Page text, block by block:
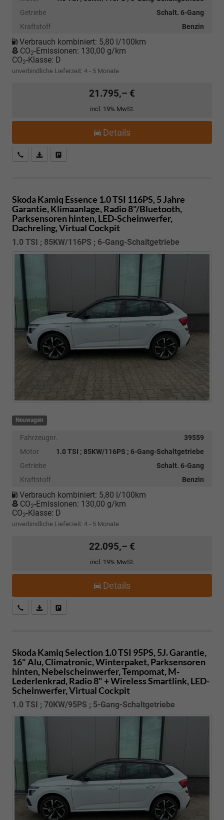
Getriebe
Schalt. 6-Gang
Kraftstoff
Benzin
Verbrauch kombiniert: 5,80 l/100km
CO2-Emissionen: 130,00 g/km
CO2-Klasse: D
unverbindliche Lieferzeit: 4 - 5 Monate
21.795,– €
incl. 19% MwSt.
Details
Kostenloser Rückruf-Service
PDF-Datei, Fahrzeugexposé drucken
Skoda Kamiq Essence 1.0 TSI 116PS, 5 Jahre
Garantie, Klimaanlage, Radio 8"/Bluetooth,
Parksensoren hinten, LED-Scheinwerfer,
Dachreling, Virtual Cockpit
1.0 TSI ; 85KW/116PS ; 6-Gang-Schaltgetriebe
Neuwagen
Fahrzeugnr.
39559
Motor
1.0 TSI ; 85KW/116PS ; 6-Gang-Schaltgetriebe
Getriebe
Schalt. 6-Gang
Kraftstoff
Benzin
Verbrauch kombiniert: 5,80 l/100km
CO2-Emissionen: 130,00 g/km
CO2-Klasse: D
unverbindliche Lieferzeit: 4 - 5 Monate
22.095,– €
incl. 19% MwSt.
Details
Kostenloser Rückruf-Service
PDF-Datei, Fahrzeugexposé drucken
Skoda KamiqSelection 1.0 TSI 95PS, 5J. Garantie,
16" Alu, Climatronic, Winterpaket, Parksensoren
hinten, Nebelscheinwerfer, Tempomat, M-
Lederlenkrad, Radio 8" + Wireless Smartlink, LED-
Scheinwerfer, Virtual Cockpit
1.0 TSI ; 70KW/95PS ; 5-Gang-Schaltgetriebe